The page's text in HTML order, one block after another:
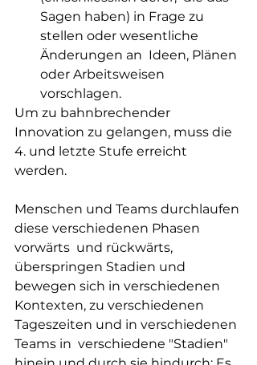
Sagen haben) in Frage zu
stellen oder wesentliche
Änderungen an  Ideen, Plänen
oder Arbeitsweisen
vorschlagen.
Um zu bahnbrechender
Innovation zu gelangen, muss die
4. und letzte Stufe erreicht
werden.
Menschen und Teams durchlaufen
diese verschiedenen Phasen
vorwärts  und rückwärts,
überspringen Stadien und
bewegen sich in verschiedenen
Kontexten, zu verschiedenen
Tageszeiten und in verschiedenen
Teams in  verschiedene "Stadien"